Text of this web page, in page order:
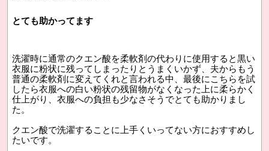
とても助かってます
洗濯時に通常のクエン酸を柔軟剤の代わりに使用すると黒い
衣服に粉状に残ってしまったりとうまくいかず、夫からもう
普通の柔軟剤に変えてくれと言われる中、最後にこちらを試
したら衣服への白い粉状の残留物がなくなった上に柔らかく
仕上がり、衣服への負担も少なさそうでとても助かりまし
た。
クエン酸で洗濯することに上手くいってない方におすすめし
たいです。